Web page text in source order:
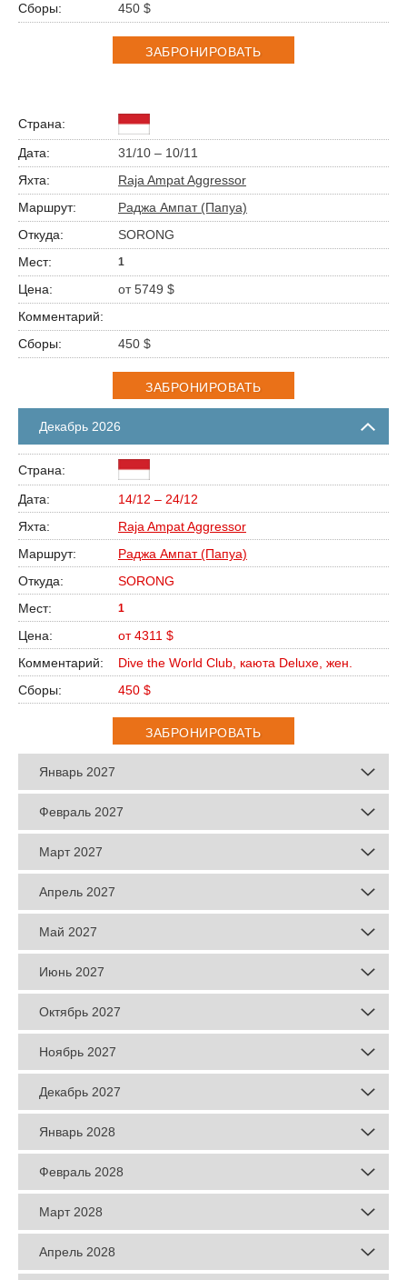
450 $
ЗАБРОНИРОВАТЬ
31/10 – 10/11
Raja Ampat Aggressor
Раджа Ампат (Папуа)
SORONG
1
от 5749 $
450 $
ЗАБРОНИРОВАТЬ
Декабрь 2026
14/12 – 24/12
Raja Ampat Aggressor
Раджа Ампат (Папуа)
SORONG
1
от 4311 $
Dive the World Club, каюта Deluxe, жен.
450 $
ЗАБРОНИРОВАТЬ
Январь 2027
Февраль 2027
Март 2027
Апрель 2027
Май 2027
Июнь 2027
Октябрь 2027
Ноябрь 2027
Декабрь 2027
Январь 2028
Февраль 2028
Март 2028
Апрель 2028